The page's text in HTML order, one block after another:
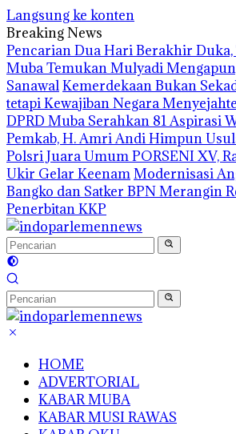
Langsung ke konten
Breaking News
Pencarian Dua Hari Berakhir
Muba Temukan Mulyadi
SanawalKemerdekaan Bukan
tetapi Kewajiban Negara
DPRD Muba Serahkan 81 Aspirasi
Pemkab, H. Amri Andi Himpun
Polsri Juara Umum PORSENI XV,
Ukir Gelar KeenamModernisasi
Bangko dan Satker BPN Merangin
Penerbitan KKP
HOME
ADVERTORIAL
KABAR MUBA
KABAR MUSI RAWAS